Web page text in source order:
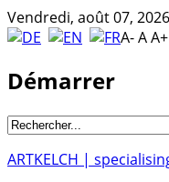
Vendredi, août 07, 2026
A-AA+
Démarrer
ARTKELCH |